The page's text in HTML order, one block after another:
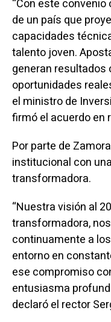
“Con este
de un país que
capacidades
talento joven.
generan resultados
oportunidades
el ministro de
firmó el acuerdo en
Por parte de
institucional con
transformadora.
“Nuestra visión al
transformadora,
continuamente a
entorno en
ese compromiso
entusiasma
declaró el rector